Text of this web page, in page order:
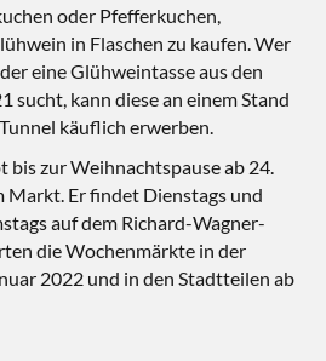
oder Pfefferkuchen,
in Flaschen zu kaufen. Wer
eine Glühweintasse aus den
sucht, kann diese an einem Stand
käuflich erwerben.
zur Weihnachtspause ab 24.
Markt. Er findet Dienstags und
auf dem Richard-Wagner-
die Wochenmärkte in der
2022 und in den Stadtteilen ab